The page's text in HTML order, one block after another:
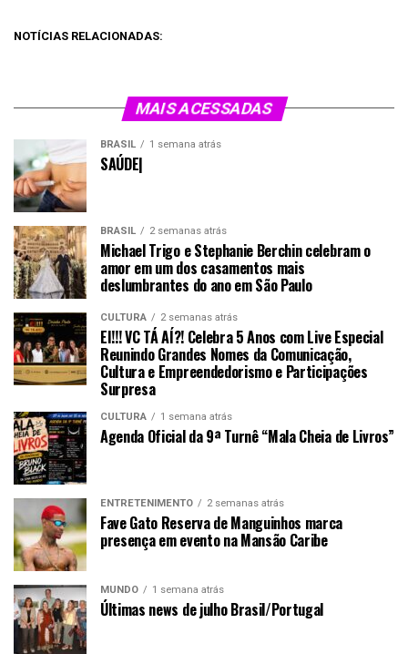
NOTÍCIAS RELACIONADAS:
MAIS ACESSADAS
BRASIL 1 semana atrás
SAÚDE|
BRASIL 2 semanas atrás
Michael Trigo e Stephanie Berchin celebram o
amor em um dos casamentos mais
deslumbrantes do ano em São Paulo
CULTURA 2 semanas atrás
EI!!! VC TÁ AÍ?! Celebra 5 Anos com Live Especial
Reunindo Grandes Nomes da Comunicação,
Cultura e Empreendedorismo e Participações
Surpresa
CULTURA 1 semana atrás
Agenda Oficial da 9ª Turnê “Mala Cheia de Livros”
ENTRETENIMENTO 2 semanas atrás
Fave Gato Reserva de Manguinhos marca
presença em evento na Mansão Caribe
MUNDO 1 semana atrás
Últimas news de julho Brasil/Portugal